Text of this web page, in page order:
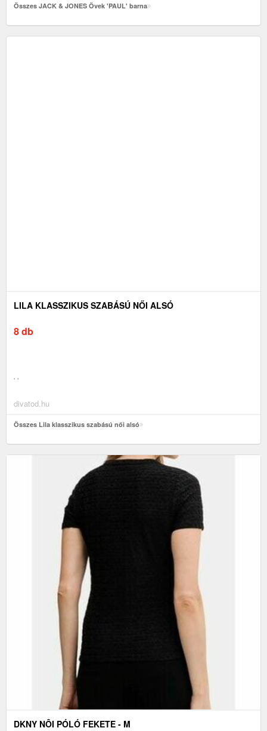
Összes JACK & JONES Övek 'PAUL' barna
LILA KLASSZIKUS SZABÁSÚ NŐI ALSÓ
8 db
' '
divatod.hu
Összes Lila klasszikus szabású női alsó
DKNY NÔI PÓLÓ FEKETE - M